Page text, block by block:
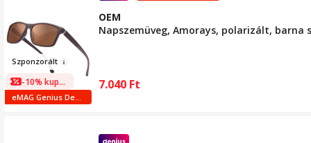
Szponzorált
-10% kuponnal
eMAG Genius Deals
OEM
Napszemüveg, Amorays, polarizált, barna
7.040 Ft